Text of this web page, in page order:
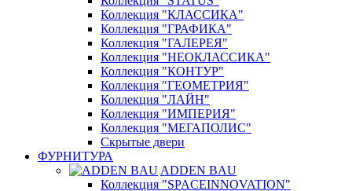
Коллекция "КЛАССИКА"
Коллекция "ГРАФИКА"
Коллекция "ГАЛЕРЕЯ"
Коллекция "НЕОКЛАССИКА"
Коллекция "КОНТУР"
Коллекция "ГЕОМЕТРИЯ"
Коллекция "ЛАЙН"
Коллекция "ИМПЕРИЯ"
Коллекция "МЕГАПОЛИС"
Скрытые двери
ФУРНИТУРА
ADDEN BAU
Коллекция "SPACEINNOVATION"